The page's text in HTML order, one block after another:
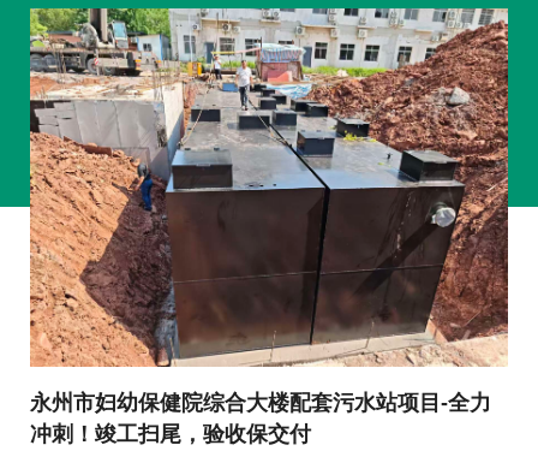
永州市妇幼保健院综合大楼配套污水站项目-全力
冲刺！竣工扫尾，验收保交付